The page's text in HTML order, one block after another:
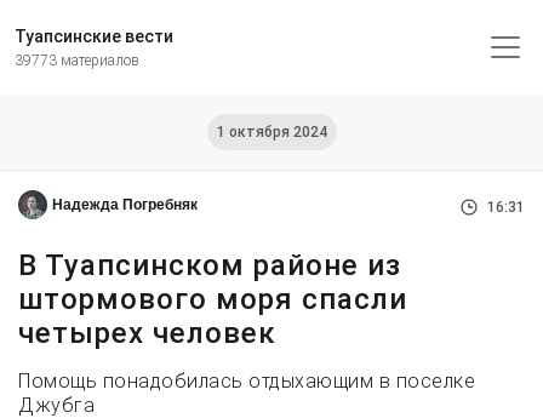
Туапсинские вести
39773 материалов
1 октября 2024
Надежда Погребняк 16:31
В Туапсинском районе из
штормового моря спасли
четырех человек
Помощь понадобилась отдыхающим в поселке
Джубга